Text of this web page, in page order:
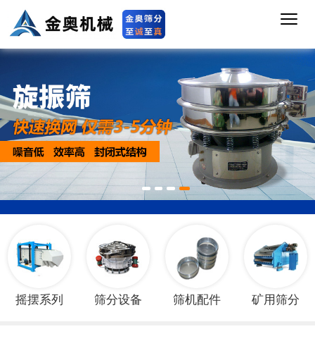
1 2 3 4
摇摆系列 筛分设备 筛机配件 矿用筛分